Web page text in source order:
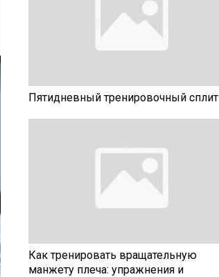
Пятидневный тренировочный сплит
Как тренировать вращательную
манжету плеча: упражнения и